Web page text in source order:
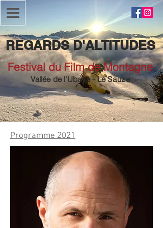
REGARDS D'ALTITUDES
Festival du Film de Montagne
Vallée del'Ubaye- LeSauze
Programme 2021